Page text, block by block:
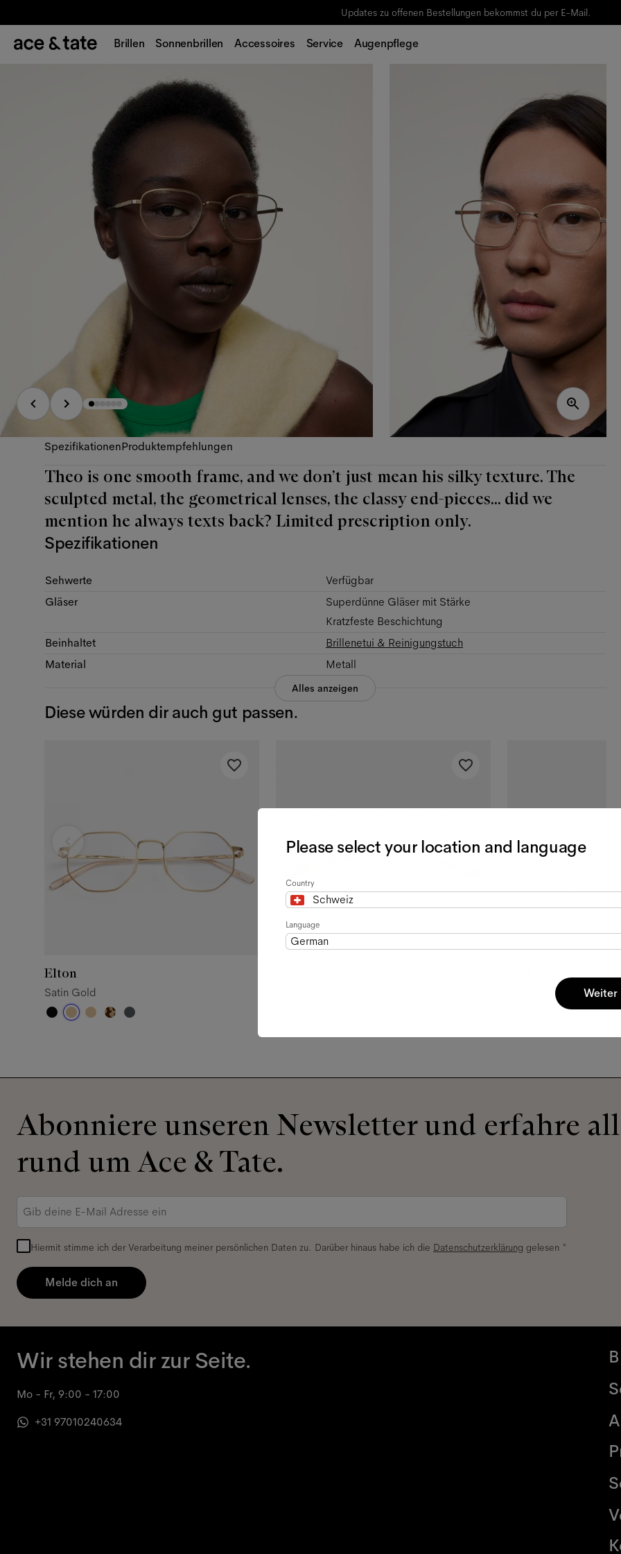
Updates zu offenen Bestellungen bekommst du per E-Mail.
Brillen Sonnenbrillen Accessoires Service Augenpflege
SpezifikationenProduktempfehlungen
Theo is one smooth frame, and we don’t just mean his silky texture. The
sculpted metal, the geometrical lenses, the classy end-pieces... did we
mention he always texts back? Limited prescription only.
Spezifikationen
Sehwerte
Verfügbar
Gläser
Superdünne Gläser mit Stärke
Kratzfeste Beschichtung
Beinhaltet
Brillenetui & Reinigungstuch
Material
Metall
Alles anzeigen
Diese würden dir auch gut passen.
Elton
Satin Gold Satin Gold
Abonniere unseren Newsletter und erfahre
rund um Ace & Tate.
Adresse
Hiermit stimme ich der Verarbeitung meiner persönlichen Daten zu. Darüber hinaus habe ich die Datenschutzerklärung gelesen *
Melde dich an
Wir stehen dir zur Seite.
Mo - Fr, 9:00 - 17:00
+31 97010240634
Please select your location and language
Country
Schweiz
Language
German
Weiter